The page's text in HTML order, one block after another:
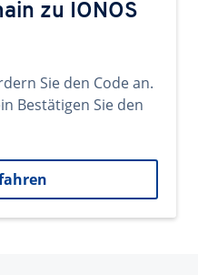
zu IONOS
Sie den Code an.
Bestätigen Sie den